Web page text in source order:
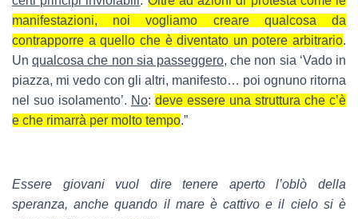
manifestazioni, noi vogliamo creare qualcosa da
contrapporre a quello che è diventato un potere arbitrario.
Unqualcosa che non sia passeggero, che non sia ‘Vado in
piazza, mi vedo con gli altri, manifesto… poi ognuno ritorna
nel suo isolamento’. No: deve essere una struttura che c’è
e che rimarrà per molto tempo.”
Essere giovani vuol dire tenere aperto l’oblò della
speranza, anche quando il mare è cattivo e il cielo si è